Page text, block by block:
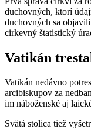
duchovných, ktorí
duchovných sa
cirkevný štatistický
Vatikán
Vatikán nedávno
arcibiskupov za
im náboženské aj
Svätá stolica tiež